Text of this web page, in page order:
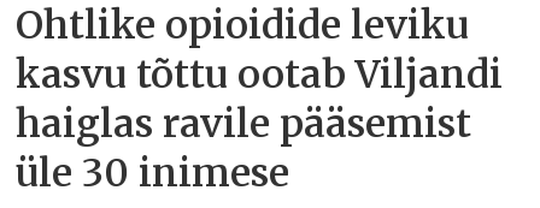
Ohtlike opioidide leviku
kasvu tõttu ootab Viljandi
haiglas ravile pääsemist
üle 30 inimese